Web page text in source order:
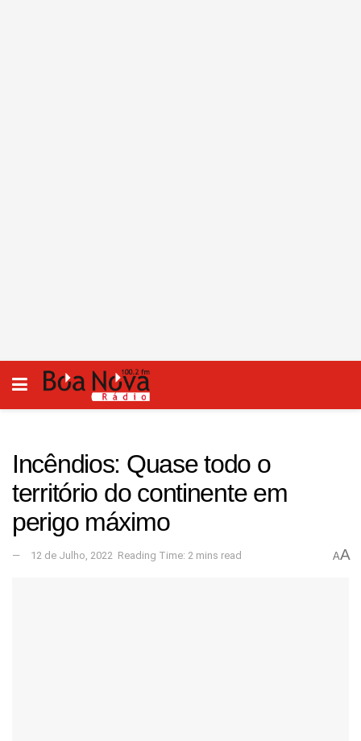
Incêndios: Quase todo o
território do continente em
perigo máximo
12 de Julho, 2022 Reading Time: 2 mins read AA